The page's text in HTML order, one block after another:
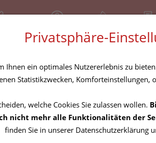
Geschlossen Über uns Rezept-
Privatsphäre-
Ihnen ein optimales Nutzererlebnis zu
Statistikzwecken, Komforteinstellungen,
welche Cookies Sie zulassen wollen.
nicht mehr alle Funktionalitäten der
finden Sie in unserer Datenschutzerklärung